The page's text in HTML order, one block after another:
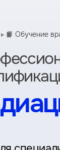
📙 Обучение